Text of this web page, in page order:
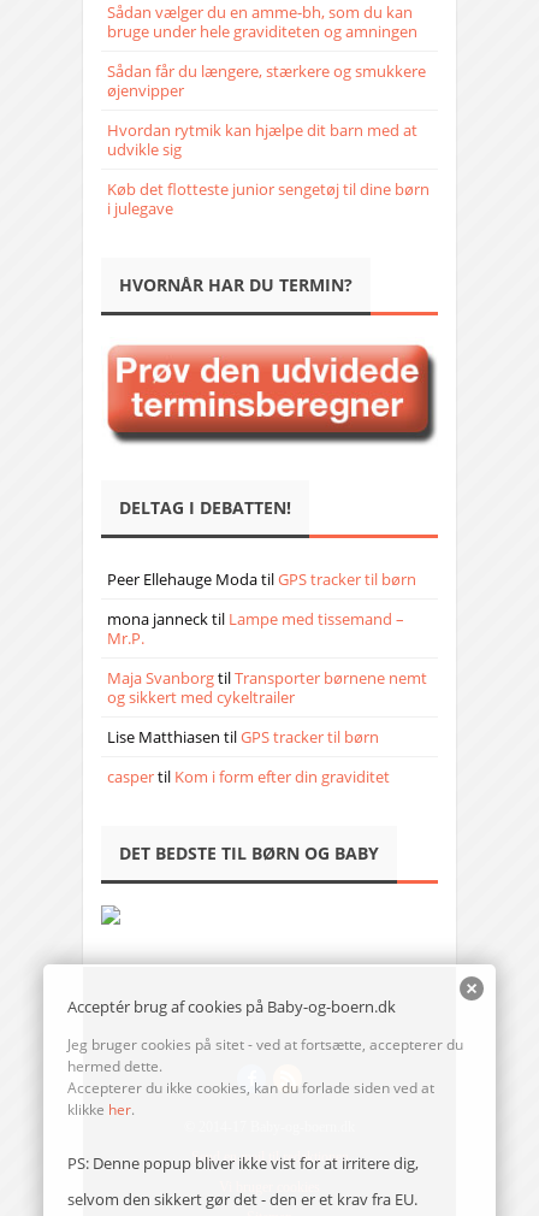
Sådan vælger du en amme-bh, som du kan
bruge under hele graviditeten og amningen
Sådan får du længere, stærkere og smukkere
øjenvipper
Hvordan rytmik kan hjælpe dit barn med at
udvikle sig
Køb det flotteste junior sengetøj til dine børn
i julegave
HVORNÅR HAR DU TERMIN?
DELTAG I DEBATTEN!
Peer Ellehauge ModatilGPS tracker til børn
mona jannecktil Lampe med tissemand –
Mr.P.
Maja SvanborgtilTransporter børnene nemt
og sikkert med cykeltrailer
Lise Matthiasen tilGPS tracker til børn
caspertil Kom i form efter din graviditet
DET BEDSTE TIL BØRN OG BABY
Send en mail til redaktionen
Acceptér brug af cookies på Baby-og-boern.dk
Jeg bruger cookies på sitet - ved at fortsætte, accepterer du
hermed dette.
Accepterer du ikke cookies, kan du forlade siden ved at
klikke her.
PS: Denne popup bliver ikke vist for at irritere dig,
selvom den sikkert gør det - den er et krav fra EU.